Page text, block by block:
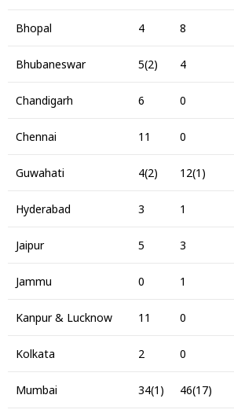
Bhopal 4 8
Bhubaneswar 5(2) 4
Chandigarh 6 0
Chennai 11 0
Guwahati 4(2) 12(1)
Hyderabad 3 1
Jaipur 5 3
Jammu 0 1
Kanpur & Lucknow 11 0
Kolkata 2 0
Mumbai 34(1) 46(17)